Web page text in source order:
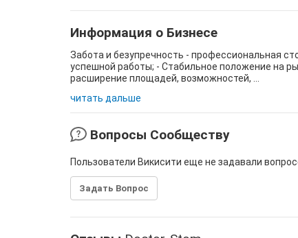
Информация о Бизнесе
Забота и безупречность - профессиональная
успешной работы; - Стабильное положение на
расширение площадей, возможностей, ...
читать дальше
Вопросы Сообществу
Пользователи Викисити еще не задавали
Задать Вопрос